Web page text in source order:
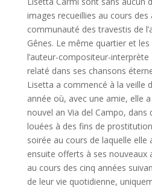
images recueillies au cours des
communauté des travestis de
Gênes. Le même quartier et
l’auteur-compositeur-
relaté dans ses chansons
Lisetta a commencé à la veille
année où, avec une amie, elle
nouvel an Via del Campo, dans
louées à des fins de
soirée au cours de laquelle elle
ensuite offerts à ses nouveaux
au cours des cinq années
de leur vie quotidienne,